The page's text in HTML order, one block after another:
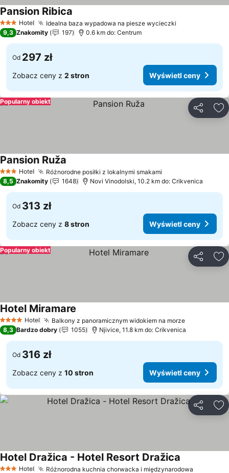
3 Kategoria
Hotel Idealna baza wypadowa na piesze wycieczki
Pansion Ribica
9,3 Znakomity 197 0.6 km do: Centrum
Od 297 zł
Zobacz ceny z 2 stron Wyświetl ceny
Popularny obiekt
3 Kategoria
Hotel Różnorodne posiłki z lokalnymi smakami
Pansion Ruža
8,5 Znakomity 1648 Novi Vinodolski, 10.2 km do: Crikvenica
Od 313 zł
Zobacz ceny z 8 stron Wyświetl ceny
Popularny obiekt
4 KategoriaHotel Balkony z panoramicznym widokiem na morzeWyświetl
Hotel Miramare
8,3 Bardzo dobry 1055 Njivice, 11.8 km do: Crikvenica
Od 316 zł
Zobacz ceny z 10 stron Wyświetl ceny
Hotel Różnorodna kuchnia chorwacka i międzynarodowa
Hotel Dražica - Hotel Resort Dražica